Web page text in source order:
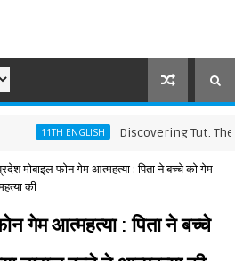
11TH ENGLISH Discovering Tut: The Saga
मोबाइल फोन गेम आत्महत्या : पिता ने बच्चे को गेम
की
गेम आत्महत्या : पिता ने बच्चे